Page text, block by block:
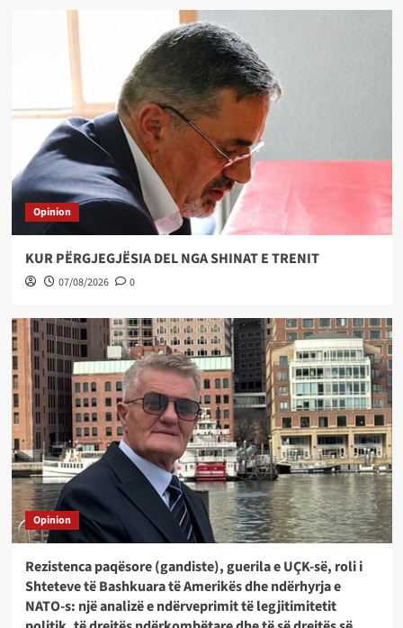
Opinion
KUR PËRGJEGJËSIA DEL NGA SHINAT E TRENIT
07/08/2026 0
Opinion
Rezistenca paqësore (gandiste), guerila e UÇK-së, roli i
Shteteve të Bashkuara të Amerikës dhe ndërhyrja e
NATO-s: një analizë e ndërveprimit të legjitimitetit